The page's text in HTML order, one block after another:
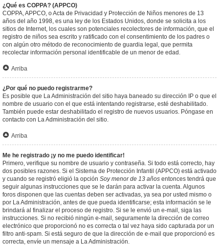
¿Qué es COPPA? (APPCO)
COPPA, APPCO, o Acta de Privacidad y Protección de Niños menores de 13
años del año 1998, es una ley de los Estados Unidos, donde se solicita a los
sitios de Internet, los cuales son potenciales recolectores de información, que el
registro de niños sea escrito y ratificado con el consentimiento de los padres o
con algún otro método de reconocimiento de guardia legal, que permita
recolectar información personal identificable de un menor de edad.
Arriba
¿Por qué no puedo registrarme?
Es posible que La Administración del sitio haya baneado su dirección IP o que el
nombre de usuario con el que está intentando registrarse, esté deshabilitado.
También puede estar deshabilitado el registro de nuevos usuarios. Póngase en
contacto con La Administración del sitio.
Arriba
Me he registrado ¡y no me puedo identificar!
Primero, verifique su nombre de usuario y contraseña. Si todo está correcto, hay
dos posibles razones. Si el Sistema de Protección Infantil (APPCO) está activado
y cuando se registró eligió la opción Soy menor de 13 años entonces tendrá que
seguir algunas instrucciones que se le darán para activar la cuenta. Algunos
foros disponen que las cuentas deben ser activadas, ya sea por usted mismo o
por La Administración, antes de que pueda identificarse; esta información se le
brindará al finalizar el proceso de registro. Si se le envió un e-mail, siga las
instrucciones. Si no recibió ningún e-mail, seguramente la dirección de correo
electrónico que proporcionó no es correcta o tal vez haya sido capturada por un
filtro anti-spam. Si está seguro de que la dirección de e-mail que proporcionó es
correcta, envíe un mensaje a La Administración.